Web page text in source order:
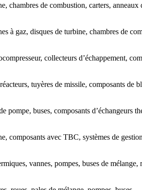
chambres de combustion, carters, anneaux
à gaz, disques de turbine, chambres de
collecteurs d’échappement,
tuyères de missile, composants de
pompe, buses, composants d’échangeurs
composants avec TBC, systèmes de
vannes, pompes, buses de mélange,